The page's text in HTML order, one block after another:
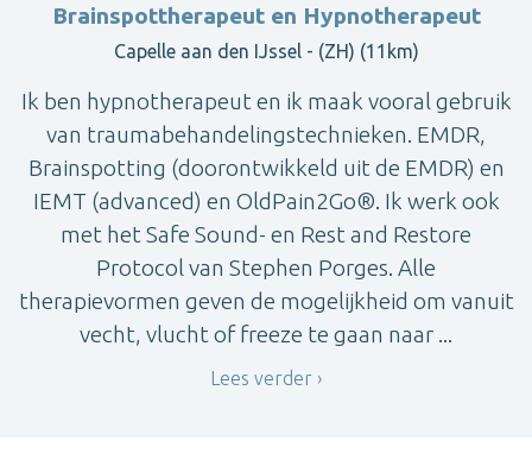
Brainspottherapeut en Hypnotherapeut
Capelle aan den IJssel - (ZH) (11km)
Ik ben hypnotherapeut en ik maak vooral gebruik
van traumabehandelingstechnieken. EMDR,
Brainspotting (doorontwikkeld uit de EMDR) en
IEMT (advanced) en OldPain2Go®. Ik werk ook
met het Safe Sound- en Rest and Restore
Protocol van Stephen Porges. Alle
therapievormen geven de mogelijkheid om vanuit
vecht, vlucht of freeze te gaan naar ...
Lees verder